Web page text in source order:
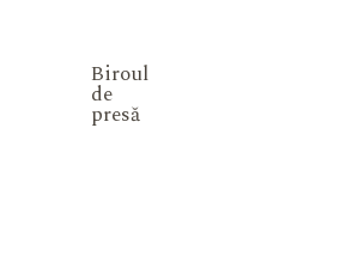
Biroul
de
presă